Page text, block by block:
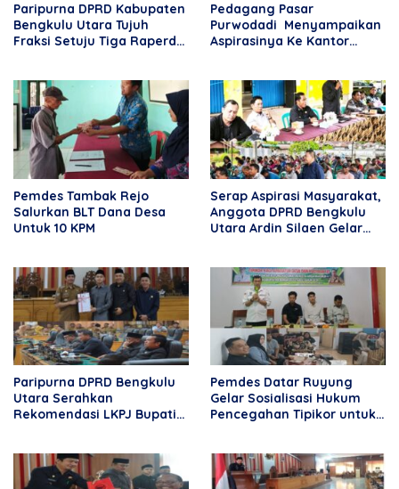
Paripurna DPRD Kabupaten
Bengkulu Utara Tujuh
Fraksi Setuju Tiga Raperda
Pedagang Pasar
Purwodadi Menyampaikan
Aspirasinya Ke Kantor
Pemdes Tambak Rejo
Salurkan BLT Dana Desa
Untuk 10 KPM
Serap Aspirasi Masyarakat,
Anggota DPRD Bengkulu
Utara Ardin Silaen Gelar
Paripurna DPRD Bengkulu
Utara Serahkan
Rekomendasi LKPJ Bupati
Anggaran
Pemdes Datar Ruyung
Gelar Sosialisasi Hukum
Pencegahan Tipikor untuk